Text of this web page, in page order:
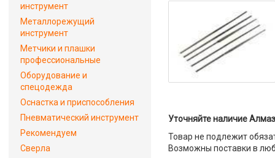
Уточняйте наличие
Товар не подлежит
Возможны поставки в
инструмент
Металлорежущий
инструмент
Метчики и плашки
профессиональные
Оборудование и
спецодежда
Оснастка и приспособления
Пневматический инструмент
Рекомендуем
Сверла